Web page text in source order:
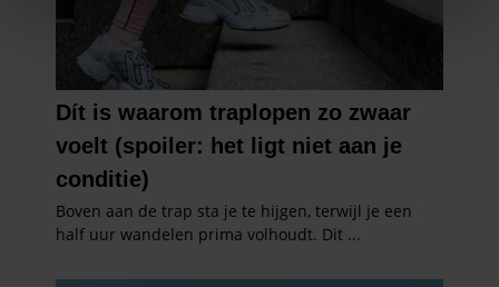
We gebruiken cookies om content en advertenties te
personaliseren, om functies voor social media te bieden
en om ons websiteverkeer te analyseren. Ook delen we
informatie over uw gebruik van onze site met onze
partners voor social media, adverteren en analyse. Deze
partners kunnen deze gegevens combineren met andere
informatie die u aan ze heeft verstrekt of die ze hebben
verzameld op basis van uw gebruik van hun services. U
gaat akkoord met onze cookies als u onze website blijft
gebruiken.